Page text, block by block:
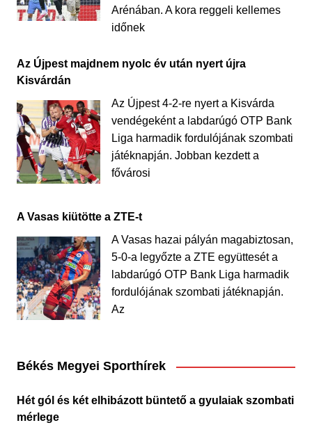
Arénában. A kora reggeli kellemes
időnek
Az Újpest majdnem nyolc év után nyert újra
Kisvárdán
Az Újpest 4-2-re nyert a Kisvárda
vendégeként a labdarúgó OTP Bank
Liga harmadik fordulójának szombati
játéknapján. Jobban kezdett a
fővárosi
A Vasas kiütötte a ZTE-t
A Vasas hazai pályán magabiztosan,
5-0-a legyőzte a ZTE együttesét a
labdarúgó OTP Bank Liga harmadik
fordulójának szombati játéknapján.
Az
Békés Megyei Sporthírek
Hét gól és két elhibázott büntető a gyulaiak szombati
mérlege